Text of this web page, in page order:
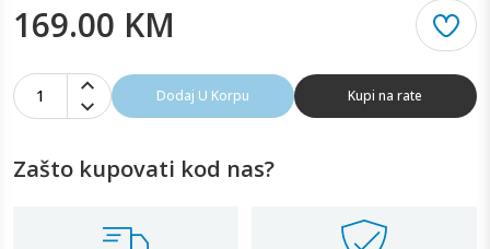
169.00 KM
1 Dodaj U Korpu Kupi na rate
Zašto kupovati kod nas?